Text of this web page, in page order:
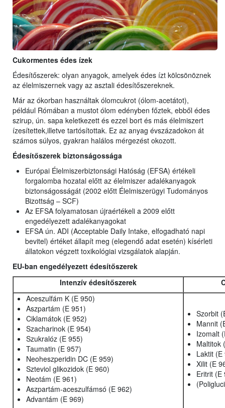
Cukormentes édes ízek
Édesítőszerek: olyan anyagok, amelyek édes ízt kölcsönöznek
az élelmiszernek vagy az asztali édesítőszereknek.
Már az ókorban használtak ólomcukrot (ólom-acetátot),
például Rómában a mustot ólom edényben főztek, ebből édes
szirup, ún. sapa keletkezett és ezzel bort és más élelmiszert
ízesítettek,illetve tartósítottak. Ez az anyag évszázadokon át
számos súlyos, gyakran halálos mérgezést okozott.
Édesítőszerek biztonságossága
Európai Élelmiszerbiztonsági Hatóság (EFSA) értékeli
forgalomba hozatal előtt az élelmiszer adalékanyagok
biztonságosságát (2002 előtt Élelmiszerügyi Tudományos
Bizottság – SCF)
Az EFSA folyamatosan újraértékeli a 2009 előtt
engedélyezett adalékanyagokat
EFSA ún. ADI (Acceptable Daily Intake, elfogadható napi
bevitel) értéket állapít meg (elegendő adat esetén) kísérleti
állatokon végzett toxikológiai vizsgálatok alapján.
EU-ban engedélyezett édesítőszerek
Intenzív édesítőszerek
Aceszulfám K (E 950)
Aszpartám (E 951)
Ciklamátok (E 952)
Szacharinok (E 954)
Szukralóz (E 955)
Taumatin (E 957)
Neoheszperidin DC (E 959)
Szteviol glikozidok (E 960)
Neotám (E 961)
Aszpartám-aceszulfámsó (E 962)
Advantám (E 969)
Szorbit
Mannit
Izomalt
Maltitok
Laktit (E
Xilit (E
Eritrit (E